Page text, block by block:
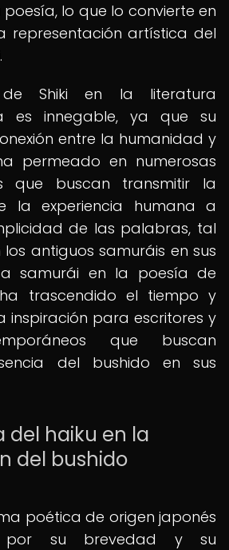
poesía, lo que lo convierte en
representación artística del
Shiki en la literatura
es innegable, ya que su
entre la humanidad y
permeado en numerosas
que buscan transmitir la
la experiencia humana a
de las palabras, tal
antiguos samuráis en sus
samurái en la poesía de
ha trascendido el tiempo y
inspiración para escritores y
que buscan
del bushido en sus
del haiku en la
del bushido
poética de origen japonés
por su brevedad y su